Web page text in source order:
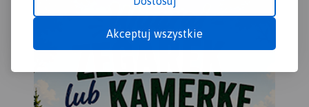
Akceptuj wszystkie
zamyka się w granicach:
Końskie na północy, Raków
Dobrzeszów na zachodzie.
Rok wydania 2023